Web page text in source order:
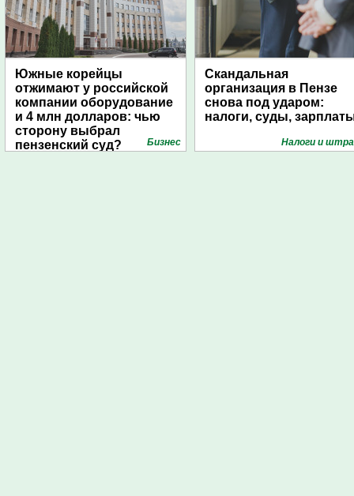
Южные корейцы
отжимают у российской
компании оборудование
и 4 млн долларов: чью
сторону выбрал
пензенский суд?
Бизнес
Скандальная
организация в Пензе
снова под ударом:
налоги, суды,
Налоги и